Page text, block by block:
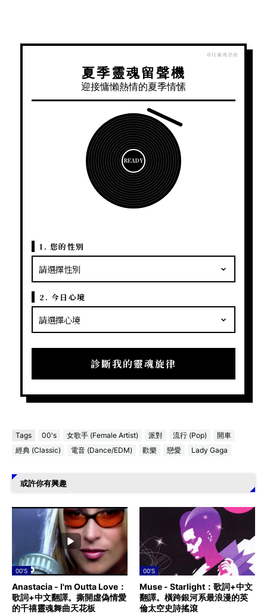
夏季靈魂留聲機
迎接慵懶熱情的夏季情愫
READY
1. 您的性別
2. 今日心境
診斷我的靈魂旋律
Tags 00's 女歌手 (Female Artist) 派對 流行 (Pop)
開車
經典 (Classic)
電音 (Dance/EDM) 歡樂 戀愛 Lady Gaga
或許你有興趣
00'S
Anastacia - I'm Outta Love：
歌詞+中文翻譯。撕開虛偽情愛
的千禧靈魂舞曲天花板
00'S
Muse - Starlight：歌詞+中文
翻譯。橫跨銀河系最浪漫的英
倫太空史詩搖滾